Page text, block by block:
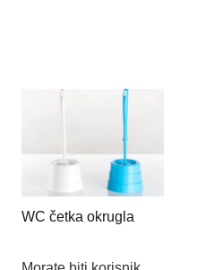
WC četka okrugla